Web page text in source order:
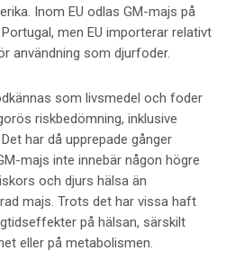
Inom EU odlas GM-majs på
men EU importerar relativt
användning som djurfoder.
som livsmedel och foder
riskbedömning, inklusive
har då upprepade gånger
majs inte innebär någon högre
och djurs hälsa än
majs. Trots det har vissa haft
på hälsan, särskilt
eller på metabolismen.